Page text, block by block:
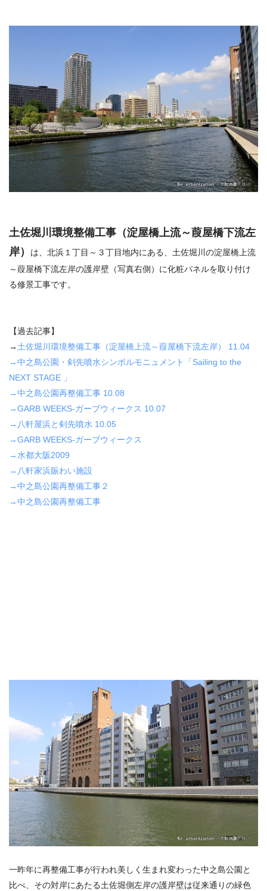
土佐堀川環境整備工事（淀屋橋上流～葭屋橋下流左
岸）
は、北浜１丁目～３丁目地内にある、土佐堀川の淀屋橋上流
～葭屋橋下流左岸の護岸壁（写真右側）に化粧パネルを取り付け
る修景工事です。
【過去記事】
→土佐堀川環境整備工事（淀屋橋上流～葭屋橋下流左岸） 11.04
→中之島公園・剣先噴水シンボルモニュメント「Sailing to the
NEXT STAGE 」
→中之島公園再整備工事 10.08
→GARB WEEKS-ガーブウィークス 10.07
→八軒屋浜と剣先噴水 10.05
→GARB WEEKS-ガーブウィークス
→水都大阪2009
→八軒家浜賑わい施設
→中之島公園再整備工事２
→中之島公園再整備工事
一昨年に再整備工事が行われ美しく生まれ変わった中之島公園と
比べ、その対岸にあたる土佐堀側左岸の護岸壁は従来通りの緑色